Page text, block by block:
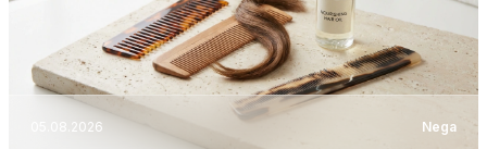
05.08.2026 Nega